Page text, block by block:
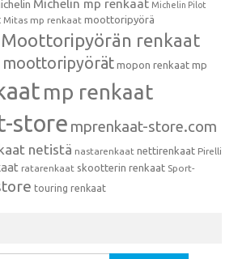
Michelin mp renkaat Michelin Pilot
Mitas mp renkaat moottoripyörä
Moottoripyörän renkaat
moottoripyörät mopon renkaat mp
mp renkaat
store mprenkaat-store.com
netistä nastarenkaat nettirenkaat Pirelli
ratarenkaat skootterin renkaat Sport-
touring renkaat